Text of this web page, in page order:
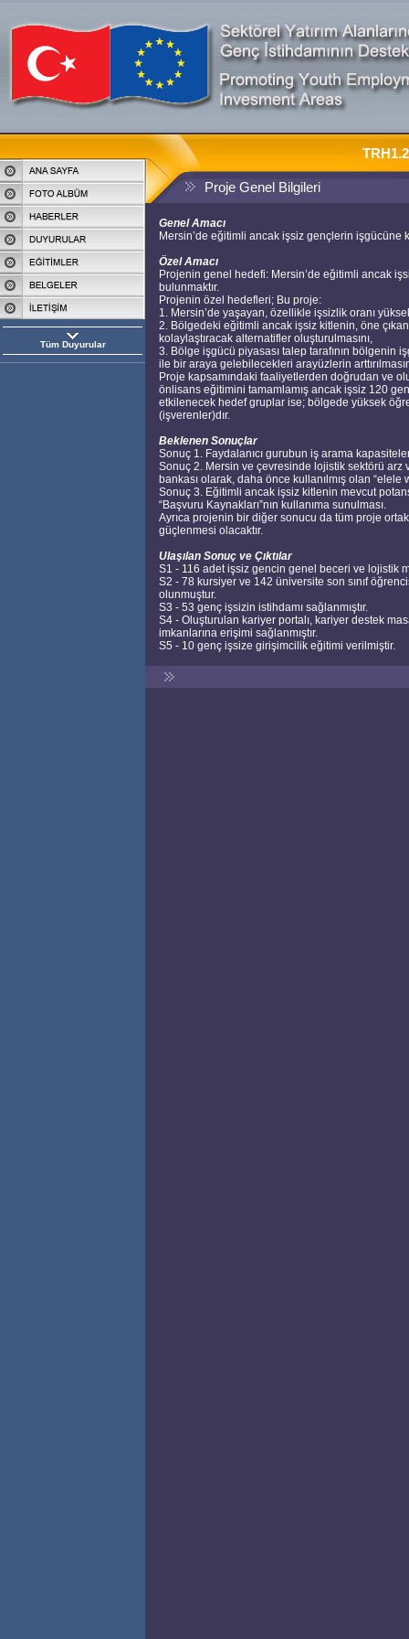
Tüm Duyurular
Proje Genel Bilgileri
Genel Amacı
Mersin’de eğitimli ancak işsiz gençlerin işgücüne
Özel Amacı
Projenin genel hedefi: Mersin’de eğitimli ancak
bulunmaktır.
Projenin özel hedefleri; Bu proje:
1. Mersin’de yaşayan, özellikle işsizlik oranı
2. Bölgedeki eğitimli ancak işsiz kitlenin, öne
kolaylaştıracak alternatifler oluşturulmasını,
3. Bölge işgücü piyasası talep tarafının bölgenin
ile bir araya gelebilecekleri arayüzlerin
Proje kapsamındaki faaliyetlerden doğrudan ve
önlisans eğitimini tamamlamış ancak işsiz 120
etkilenecek hedef gruplar ise; bölgede yüksek
(işverenler)dır.
Beklenen Sonuçlar
Sonuç 1. Faydalanıcı gurubun iş arama
Sonuç 2. Mersin ve çevresinde lojistik sektörü arz
bankası olarak, daha önce kullanılmış olan “elele
Sonuç 3. Eğitimli ancak işsiz kitlenin mevcut
“Başvuru Kaynakları”nın kullanıma sunulması.
Ayrıca projenin bir diğer sonucu da tüm proje
güçlenmesi olacaktır.
Ulaşılan Sonuç ve Çıktılar
S1 - 116 adet işsiz gencin genel beceri ve lojistik
S2 - 78 kursiyer ve 142 üniversite son sınıf
olunmuştur.
S3 - 53 genç işsizin istihdamı sağlanmıştır.
S4 - Oluşturulan kariyer portalı, kariyer destek
imkanlarına erişimi sağlanmıştır.
S5 - 10 genç işsize girişimcilik eğitimi verilmiştir.